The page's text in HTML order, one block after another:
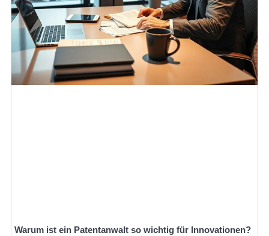
Warum ist ein Patentanwalt so wichtig für Innovationen?